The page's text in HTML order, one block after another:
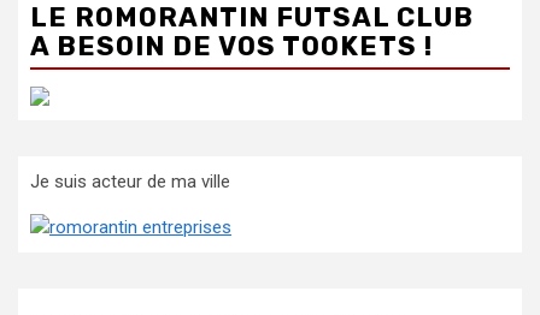
LE ROMORANTIN FUTSAL CLUB
A BESOIN DE VOS TOOKETS !
Je suis acteur de ma ville